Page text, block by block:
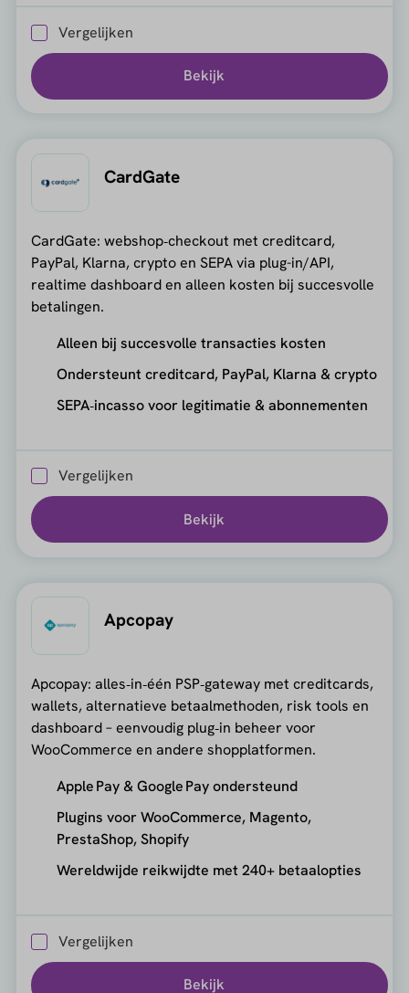
Vergelijken
Bekijk
CardGate
CardGate: webshop‑checkout met creditcard,
PayPal, Klarna, crypto en SEPA via plug-in/API,
realtime dashboard en alleen kosten bij succesvolle
betalingen.
Alleen bij succesvolle transacties kosten
Ondersteunt creditcard, PayPal, Klarna & crypto
SEPA‑incasso voor legitimatie & abonnementen
Vergelijken
Bekijk
Apcopay
Apcopay: alles‑in‑één PSP‑gateway met creditcards,
wallets, alternatieve betaalmethoden, risk tools en
dashboard – eenvoudig plug‑in beheer voor
WooCommerce en andere shopplatformen.
Apple Pay & Google Pay ondersteund
Plugins voor WooCommerce, Magento,
PrestaShop, Shopify
Wereldwijde reikwijdte met 240+ betaalopties
Vergelijken
Bekijk